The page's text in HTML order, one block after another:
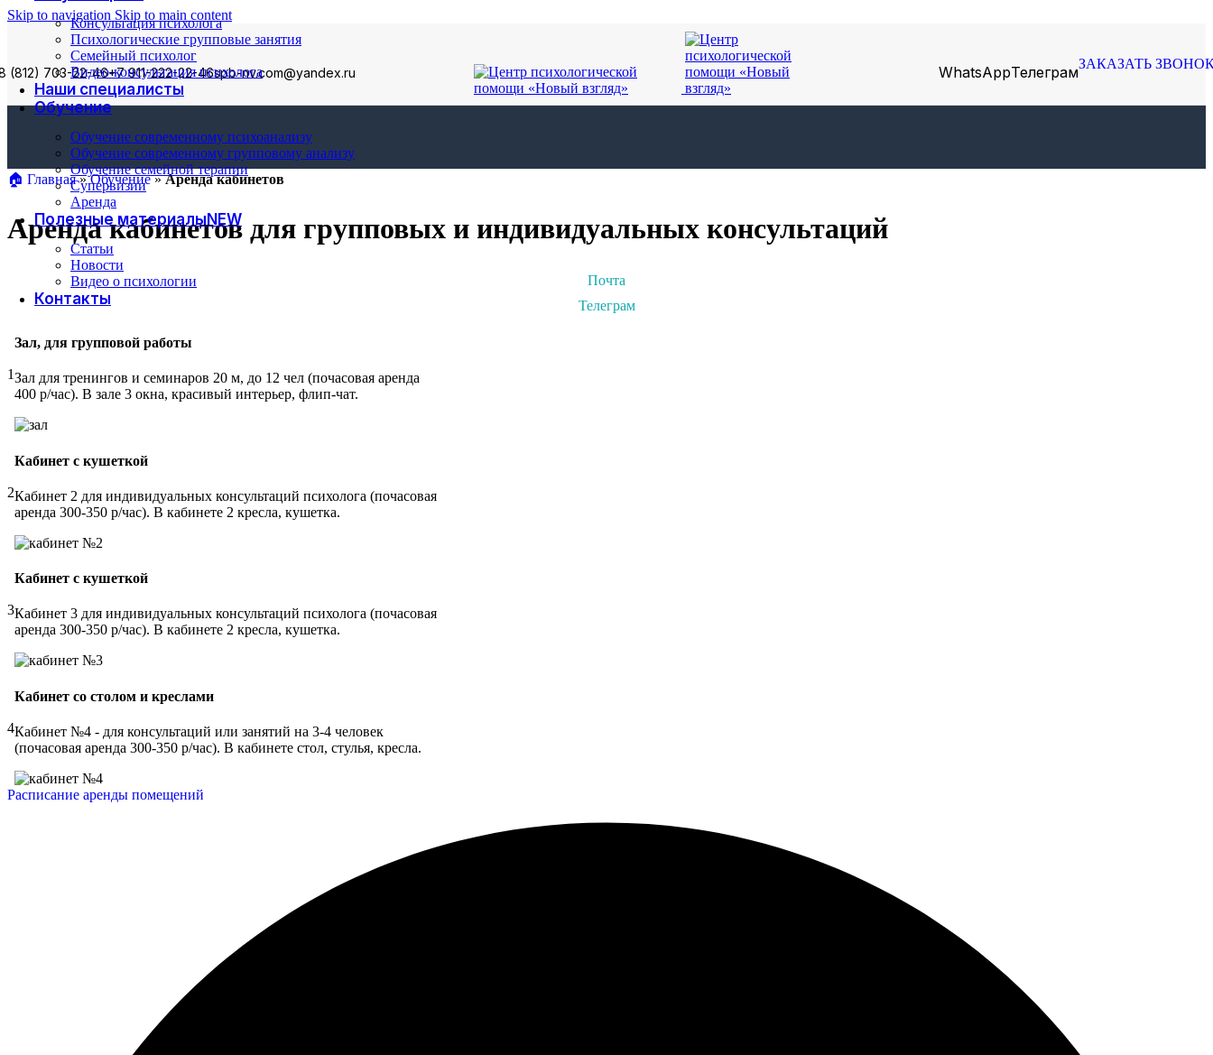
Skip to navigation Skip to main content
(812) 703-22-46+7 911-222-22-46spb-nv.com@yandex.ru WhatsAppТелеграмЗАКАЗАТЬ
Консультация психолога
Психологические групповые занятия
Семейный психолог
Видео-консультация психолога
Наши специалисты
Обучение
Обучение современному психоанализу
Обучение современному групповому анализу
Обучение семейной терапии
Супервизии
Аренда
Полезные материалы NEW
Статьи
Новости
Видео о психологии
Контакты
🏠︎ Главная»Обучение»Аренда кабинетов
Аренда кабинетов для групповых и индивидуальных консультаций
Почта
Телеграм
1
Зал, для групповой работы
Зал для тренингов и семинаров 20 м, до 12 чел (почасовая аренда
400 р/час). В зале 3 окна, красивый интерьер, флип-чат.
2
Кабинет с кушеткой
Кабинет 2 для индивидуальных консультаций психолога (почасовая
аренда 300-350 р/час). В кабинете 2 кресла, кушетка.
3
Кабинет с кушеткой
Кабинет 3 для индивидуальных консультаций психолога (почасовая
аренда 300-350 р/час). В кабинете 2 кресла, кушетка.
4
Кабинет со столом и креслами
Кабинет №4 - для консультаций или занятий на 3-4 человек
(почасовая аренда 300-350 р/час). В кабинете стол, стулья, кресла.
Расписание аренды помещений